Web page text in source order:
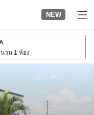
NEW
วน 1 ห้อง